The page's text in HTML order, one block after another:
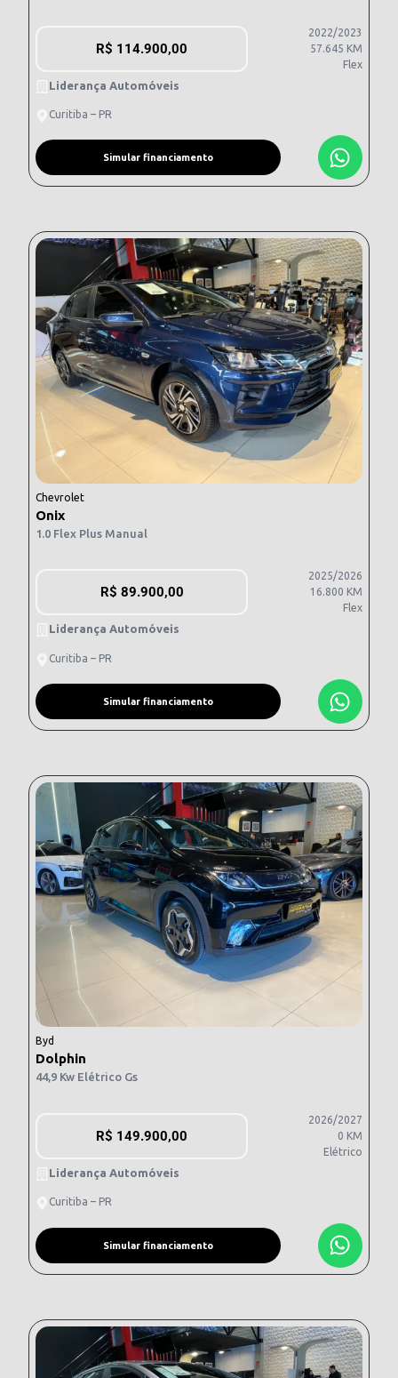
R$ 114.900,00
2022/2023
57.645 KM
Flex
Liderança Automóveis
Curitiba – PR
Simular financiamento
Chevrolet
Onix
1.0 Flex Plus Manual
R$ 89.900,00
2025/2026
16.800 KM
Flex
Liderança Automóveis
Curitiba – PR
Simular financiamento
Byd
Dolphin
44,9 Kw Elétrico Gs
R$ 149.900,00
2026/2027
0 KM
Elétrico
Liderança Automóveis
Curitiba – PR
Simular financiamento